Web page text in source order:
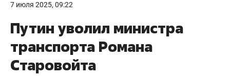
7 июля 2025, 09:22
Путин уволил министра
транспорта Романа
Старовойта